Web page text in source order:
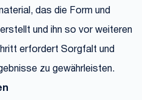
das die Form und
und ihn so vor weiteren
erfordert Sorgfalt und
zu gewährleisten.